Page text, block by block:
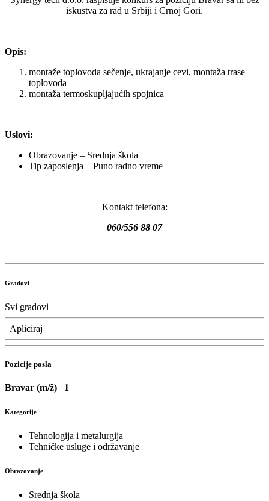
iskustva za rad u Srbiji i Crnoj Gori.
Opis:
montaže toplovoda sečenje, ukrajanje cevi, montaža trase
toplovoda
montaža termoskupljajućih spojnica
Uslovi:
Obrazovanje – Srednja škola
Tip zaposlenja – Puno radno vreme
Kontakt telefona:
060/556 88 07
Gradovi
Svi gradovi
Apliciraj
Pozicije posla
Bravar (m/ž) 1
Kategorije
Tehnologija i metalurgija
Tehničke usluge i održavanje
Obrazovanje
Srednja škola